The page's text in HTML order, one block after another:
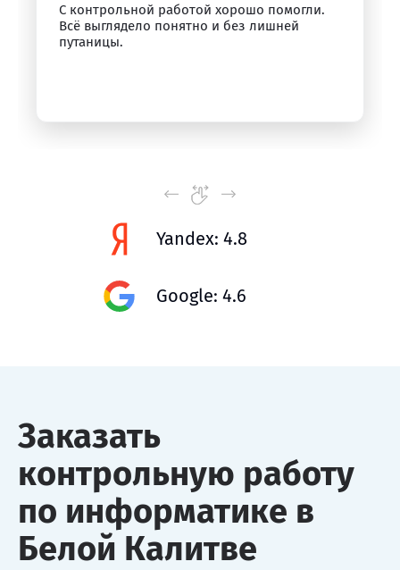
С контрольной работой хорошо помогли.
Всё выглядело понятно и без лишней
путаницы.
Yandex: 4.8
Google: 4.6
Заказать
контрольную работу
по информатике в
Белой Калитве